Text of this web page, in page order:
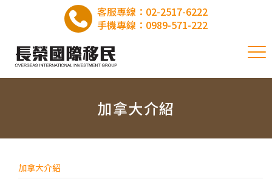
客服專線： 02-2517-6222
手機專線： 0989-571-222
加拿大介紹
加拿大介紹